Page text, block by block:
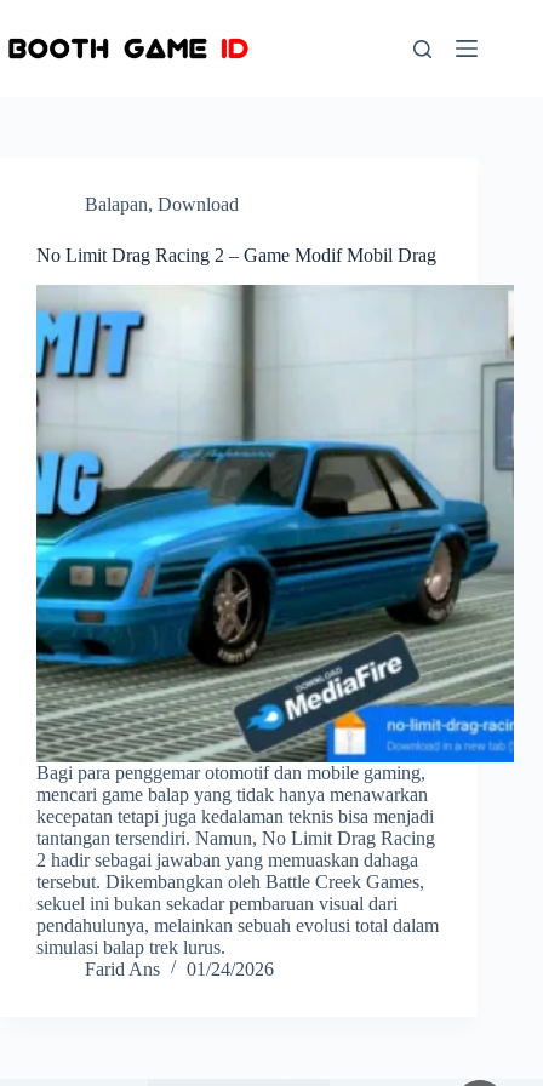
content
Balapan, Download
No Limit Drag Racing 2 – Game Modif Mobil Drag
Bagi para penggemar otomotif dan mobile gaming,
mencari game balap yang tidak hanya menawarkan
kecepatan tetapi juga kedalaman teknis bisa menjadi
tantangan tersendiri. Namun, No Limit Drag Racing
2 hadir sebagai jawaban yang memuaskan dahaga
tersebut. Dikembangkan oleh Battle Creek Games,
sekuel ini bukan sekadar pembaruan visual dari
pendahulunya, melainkan sebuah evolusi total dalam
simulasi balap trek lurus.
Farid Ans
01/24/2026